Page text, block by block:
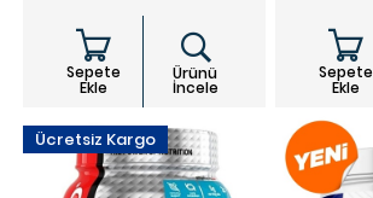
Sepete
Ekle
Ürünü
İncele
Sepete
Ekle
Ücretsiz Kargo